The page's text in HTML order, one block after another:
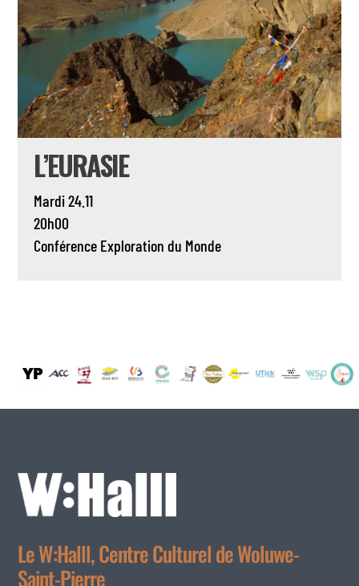
L’EURASIE
Mardi 24.11
20h00
Conférence Exploration du Monde
Le W:Halll, Centre Culturel de Woluwe-
Saint-Pierre